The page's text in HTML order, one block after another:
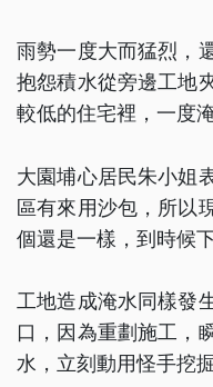
雨勢一度大而猛烈，
抱怨積水從旁邊工地
較低的住宅裡，一度
大園埔心居民朱小姐
區有來用沙包，所以
個還是一樣，到時候
工地造成淹水同樣發
口，因為重劃施工，
水，立刻動用怪手挖